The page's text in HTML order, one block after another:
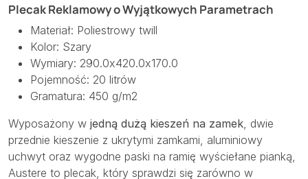
Plecak Reklamowy o Wyjątkowych Parametrach
Materiał: Poliestrowy twill
Kolor: Szary
Wymiary: 290.0x420.0x170.0
Pojemność: 20 litrów
Gramatura: 450 g/m2
Wyposażony w jedną dużą kieszeń na zamek, dwie
przednie kieszenie z ukrytymi zamkami, aluminiowy
uchwyt oraz wygodne paski na ramię wyściełane pianką,
Austere to plecak, który sprawdzi się zarówno w